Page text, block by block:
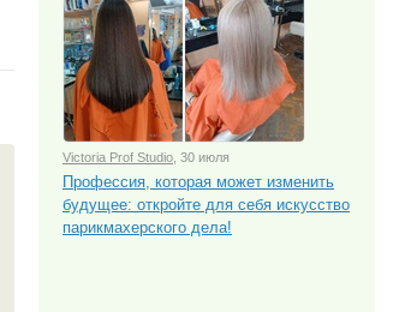
Victoria Prof Studio , 30 июля
Профессия, которая может изменить
будущее: откройте для себя искусство
парикмахерского дела!